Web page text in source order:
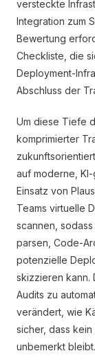
versteckte
Integration zum
Bewertung
Checkliste, die
Deployment-
Abschluss der
Um diese Tiefe
komprimierter
auf moderne,
Einsatz von
Teams virtuelle
scannen,
parsen, Code-
potenzielle
skizzieren kann.
Audits zu
verändert, wie
sicher, dass
unbemerkt bleibt.